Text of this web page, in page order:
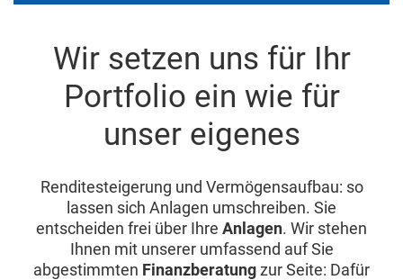
Wir setzen uns für Ihr
Portfolio ein wie für
unser eigenes
Renditesteigerung und Vermögensaufbau: so
lassen sich Anlagen umschreiben. Sie
entscheiden frei über Ihre Anlagen. Wir stehen
Ihnen mit unserer umfassend auf Sie
abgestimmten Finanzberatungzur Seite: Dafür